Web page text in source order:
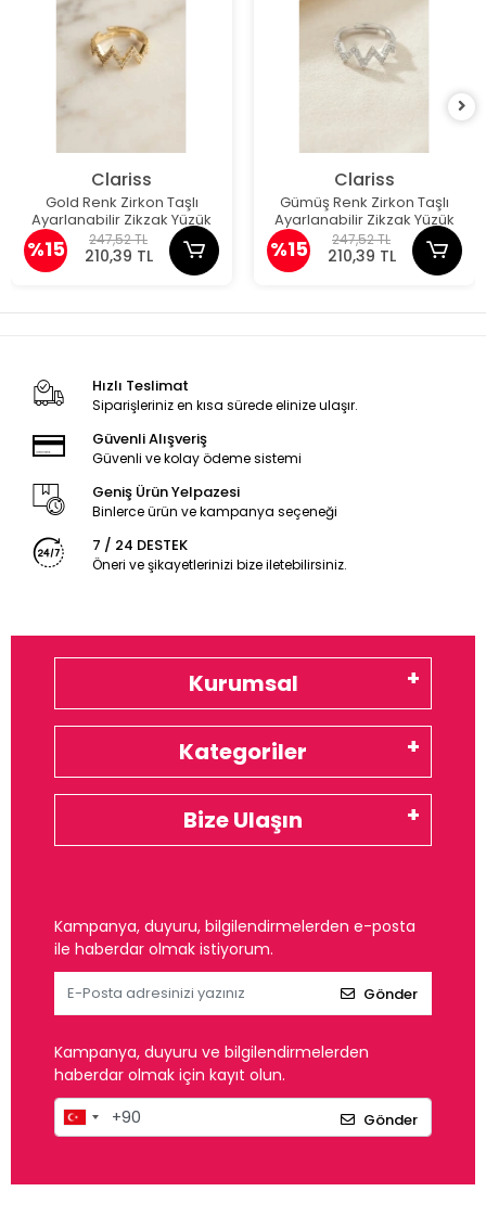
Clariss
Gold Renk Zirkon Taşlı
Ayarlanabilir Zikzak Yüzük
%15 247,52 TL
210,39 TL
Clariss
Gümüş Renk Zirkon Taşlı
Ayarlanabilir Zikzak Yüzük
%15 247,52 TL
210,39 TL
Hızlı Teslimat
Siparişleriniz en kısa sürede elinize ulaşır.
Güvenli Alışveriş
Güvenli ve kolay ödeme sistemi
Geniş Ürün Yelpazesi
Binlerce ürün ve kampanya seçeneği
7 / 24 DESTEK
Öneri ve şikayetlerinizi bize iletebilirsiniz.
Kurumsal
Kategoriler
Bize Ulaşın
Kampanya, duyuru, bilgilendirmelerden e-posta
ile haberdar olmak istiyorum.
Gönder
Kampanya, duyuru ve bilgilendirmelerden
haberdar olmak için kayıt olun.
Gönder